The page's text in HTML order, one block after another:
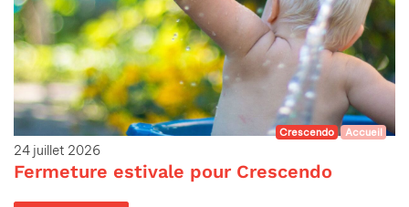
Crescendo Accueil
24 juillet 2026
Fermeture estivale pour Crescendo